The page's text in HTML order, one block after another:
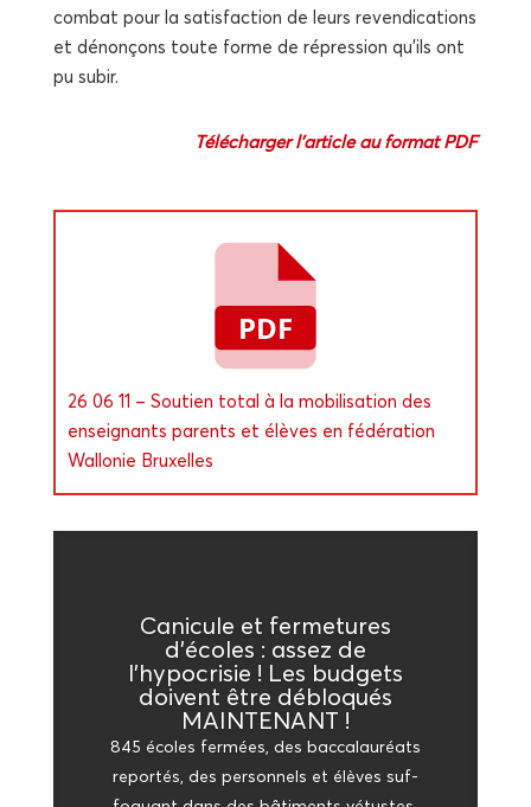
com­bat pour la satis­fac­tion de leurs reven­di­ca­tions
et dénon­çons toute forme de répres­sion qu’ils ont
pu subir.
Télé­char­ger l’article au for­mat PDF
26 06 11 – Sou­tien total à la mobi­li­sa­tion des
ensei­gnants parents et élèves en fédé­ra­tion
Wal­lo­nie Bruxelles
Cani­cule et fer­me­tures
d’écoles : assez de
l’hypocrisie ! Les bud­gets
doivent être déblo­qués
MAINTENANT !
845 écoles fer­mées, des bac­ca­lau­réats
repor­tés, des per­son­nels et élèves suf­